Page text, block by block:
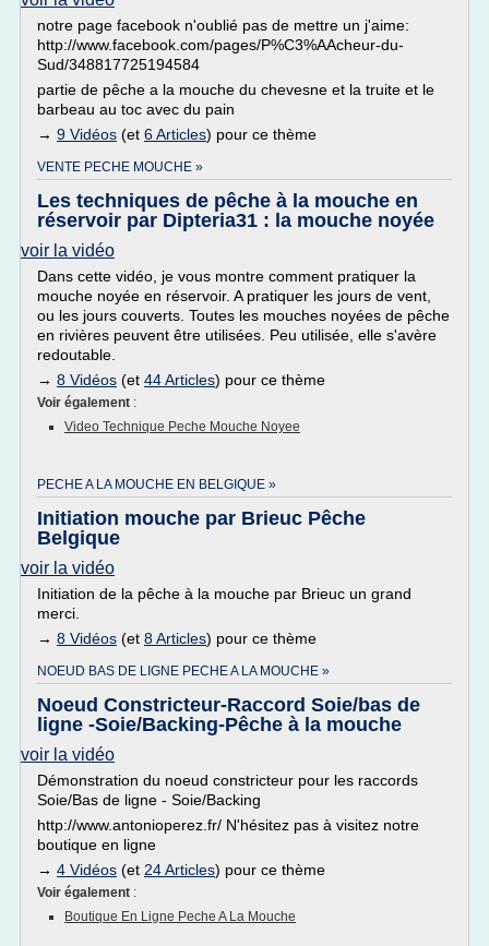
notre page facebook n'oublié pas de mettre un j'aime:
http://www.facebook.com/pages/P%C3%AAcheur-du-
Sud/348817725194584
partie de pêche a la mouche du chevesne et la truite et le
barbeau au toc avec du pain
→ 9 Vidéos (et 6 Articles) pour ce thème
VENTE PECHE MOUCHE »
Les techniques de pêche à la mouche en
réservoir par Dipteria31 : la mouche noyée
voir la vidéo
Dans cette vidéo, je vous montre comment pratiquer la
mouche noyée en réservoir. A pratiquer les jours de vent,
ou les jours couverts. Toutes les mouches noyées de pêche
en rivières peuvent être utilisées. Peu utilisée, elle s'avère
redoutable.
→ 8 Vidéos (et 44 Articles) pour ce thème
Voir également :
Video Technique Peche Mouche Noyee
PECHE A LA MOUCHE EN BELGIQUE »
Initiation mouche par Brieuc Pêche
Belgique
voir la vidéo
Initiation de la pêche à la mouche par Brieuc un grand
merci.
→ 8 Vidéos (et 8 Articles) pour ce thème
NOEUD BAS DE LIGNE PECHE A LA MOUCHE »
Noeud Constricteur-Raccord Soie/bas de
ligne -Soie/Backing-Pêche à la mouche
voir la vidéo
Démonstration du noeud constricteur pour les raccords
Soie/Bas de ligne - Soie/Backing
http://www.antonioperez.fr/ N'hésitez pas à visitez notre
boutique en ligne
→ 4 Vidéos (et 24 Articles) pour ce thème
Voir également :
Boutique En Ligne Peche A La Mouche